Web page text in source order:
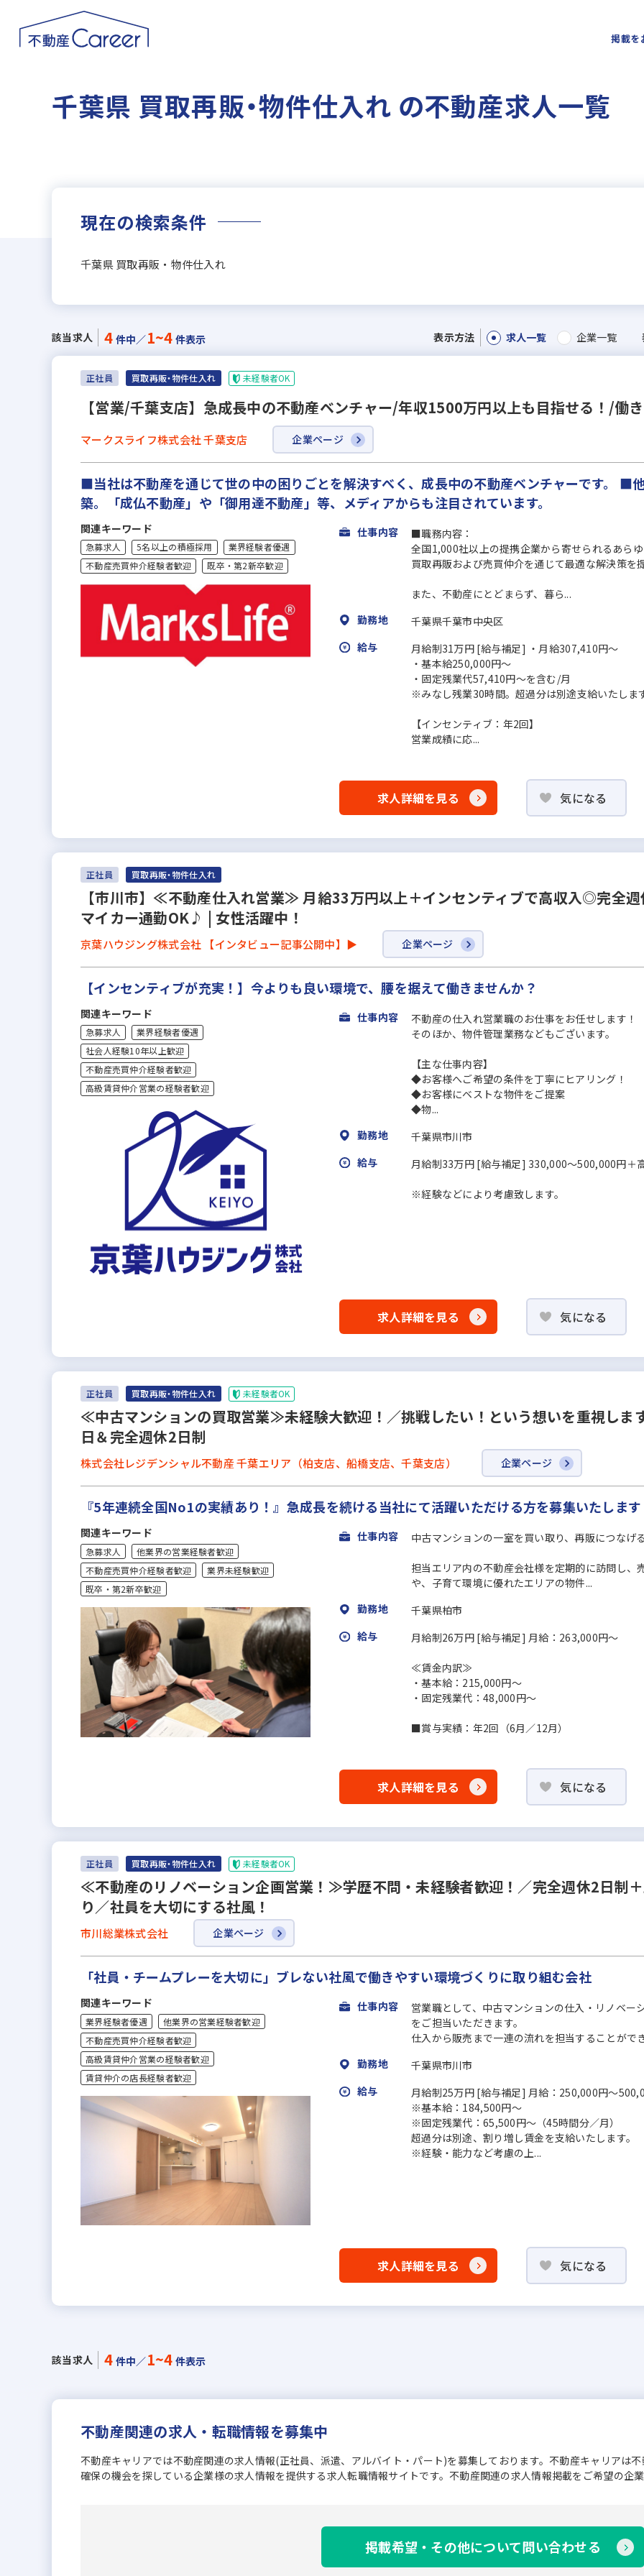
掲載を
千葉県 買取再販・物件仕入れ の不動産求人一覧
現在の検索条件
千葉県 買取再販・物件仕入れ
該当求人 4 件中／1~4 件表示 表示方法 求人一覧 企業一覧
正社員 買取再販・物件仕入れ 未経験者OK
【営業/千葉支店】急成長中の不動産ベンチャー/年収1500万円以上も目指せる！/働
マークスライフ株式会社 千葉支店 企業ページ
■当社は不動産を通じて世の中の困りごとを解決すべく、成長中の不動産ベンチャーです。 ■
築。「成仏不動産」や「御用達不動産」等、メディアからも注目されています。
関連キーワード
急募求人 5名以上の積極採用
業界経験者優遇
不動産売買仲介経験者歓迎
既卒・第2新卒歓迎
仕事内容
■職務内容：
全国1,000社以上の提携企業から寄せられるあら
買取再販および売買仲介を通じて最適な解決策を
また、不動産にとどまらず、暮ら...
勤務地
千葉県千葉市中央区
給与
月給制31万円 [給与補足] ・月給307,410円～
・基本給250,000円～
・固定残業代57,410円～を含む/月
※みなし残業30時間。超過分は別途支給いたしま
【インセンティブ：年2回】
営業成績に応...
求人詳細を見る 気になる
正社員 買取再販・物件仕入れ
【市川市】≪不動産仕入れ営業≫ 月給33万円以上＋インセンティブで高収入◎完全
マイカー通勤OK♪ | 女性活躍中！
京葉ハウジング株式会社 【インタビュー記事公開中】▶ 企業ページ
【インセンティブが充実！】今よりも良い環境で、腰を据えて働きませんか？
関連キーワード
急募求人
業界経験者優遇
社会人経験10年以上歓迎
不動産売買仲介経験者歓迎
高級賃貸仲介営業の経験者歓迎
仕事内容
不動産の仕入れ営業職のお仕事をお任せします！
そのほか、物件管理業務などもございます。
【主な仕事内容】
◆お客様へご希望の条件を丁寧にヒアリング！
◆お客様にベストな物件をご提案
◆物...
勤務地
千葉県市川市
給与
月給制33万円 [給与補足] 330,000～500,000円＋
※経験などにより考慮致します。
求人詳細を見る 気になる
正社員 買取再販・物件仕入れ 未経験者OK
≪中古マンションの買取営業≫未経験大歓迎！／挑戦したい！という想いを重視しま
日＆完全週休2日制
株式会社レジデンシャル不動産 千葉エリア（柏支店、船橋支店、千葉支店） 企業ページ
『5年連続全国No1の実績あり！』急成長を続ける当社にて活躍いただける方を募集いたします
関連キーワード
急募求人
他業界の営業経験者歓迎
不動産売買仲介経験者歓迎
業界未経験歓迎
既卒・第2新卒歓迎
仕事内容 中古マンションの一室を買い取り、再販につなげ
担当エリア内の不動産会社様を定期的に訪問し
や、子育て環境に優れたエリアの物件...
勤務地
千葉県柏市
給与
月給制26万円 [給与補足] 月給：263,000円～
≪賃金内訳≫
・基本給：215,000円～
・固定残業代：48,000円～
■賞与実績：年2回（6月／12月）
求人詳細を見る 気になる
正社員 買取再販・物件仕入れ 未経験者OK
≪不動産のリノベーション企画営業！≫学歴不問・未経験者歓迎！／完全週休2日制
り／社員を大切にする社風！
市川総業株式会社 企業ページ
「社員・チームプレーを大切に」ブレない社風で働きやすい環境づくりに取り組む会社
関連キーワード
業界経験者優遇
他業界の営業経験者歓迎
不動産売買仲介経験者歓迎
高級賃貸仲介営業の経験者歓迎
賃貸仲介の店長経験者歓迎
仕事内容
営業職として、中古マンションの仕入・リノベ
をご担当いただきます。
仕入から販売まで一連の流れを担当することがで
勤務地
千葉県市川市
給与
月給制25万円 [給与補足] 月給：250,000円～
※基本給：184,500円～
※固定残業代：65,500円～（45時間分／月）
超過分は別途、割り増し賃金を支給いたします。
※経験・能力など考慮の上...
求人詳細を見る 気になる
該当求人 4 件中／1~4 件表示
不動産関連の求人・転職情報を募集中
不動産キャリアでは不動産関連の求人情報(正社員、派遣、アルバイト・パート)を募集しております。不動産キャリアは
確保の機会を探している企業様の求人情報を提供する求人転職情報サイトです。不動産関連の求人情報掲載をご希望の企
掲載希望・その他について問い合わせる